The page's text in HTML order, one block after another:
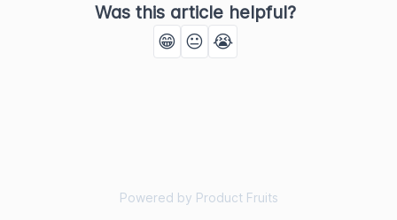
Was this article helpful?
😁 😐 😭
Powered by Product Fruits